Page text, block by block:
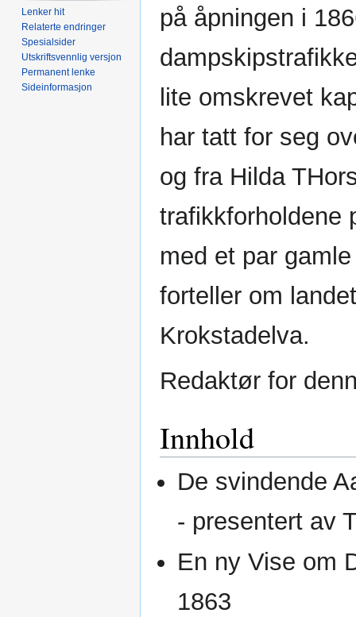
på åpningen i
lite omskrevet
har tatt for seg
og fra Hilda
trafikkforholdene
med et par
forteller om
Krokstadelva.
Redaktør for
Innhold
De svindende
- presentert av
En ny Vise om
1863
Lenker hit
Relaterte endringer
Spesialsider
Utskriftsvennlig versjon
Permanent lenke
Sideinformasjon